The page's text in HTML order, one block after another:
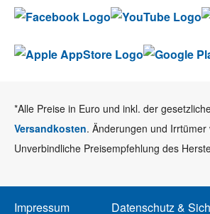
*Alle Preise in Euro und inkl. der
Versandkosten. Änderungen und
Unverbindliche Preisempfehlung des
Impressum Datenschutz &